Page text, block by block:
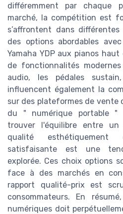
différemment par chaque
marché, la compétition est
s’affrontent dans
des options abordables
Yamaha YDP aux pianos
de fonctionnalités
audio, les pédales
influencent également la
sur des plateformes de vente
du " numérique portable "
trouver l'équilibre entre
qualité esthétiquement
satisfaisante est une
explorée. Ces choix options
face à des marchés en
rapport qualité-prix est
consommateurs. En
numériques doit